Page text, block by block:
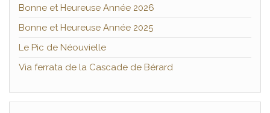
Bonne et Heureuse Année 2026
Bonne et Heureuse Année 2025
Le Pic de Néouvielle
Via ferrata de la Cascade de Bérard